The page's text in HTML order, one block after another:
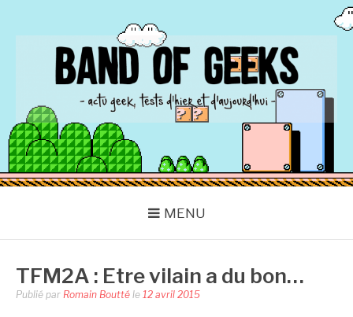
BAND OF GEEKS
Actu Geek d'hier et d'aujourd'hui
MENU
TFM2A : Etre vilain a du bon…
Publié par Romain Boutté le 12 avril 2015